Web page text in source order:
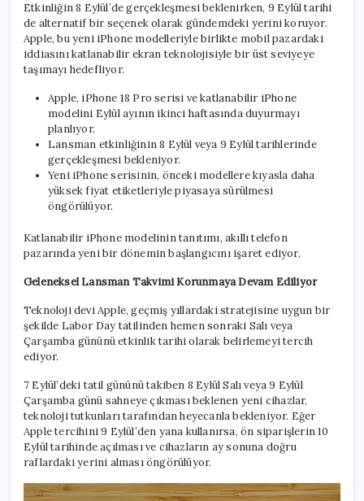
Etkinliğin 8 Eylül’de gerçekleşmesi beklenirken, 9 Eylül tarihi
de alternatif bir seçenek olarak gündemdeki yerini koruyor.
Apple, bu yeni iPhone modelleriyle birlikte mobil pazardaki
iddiasını katlanabilir ekran teknolojisiyle bir üst seviyeye
taşımayı hedefliyor.
Apple, iPhone 18 Pro serisi ve katlanabilir iPhone
modelini Eylül ayının ikinci haftasında duyurmayı
planlıyor.
Lansman etkinliğinin 8 Eylül veya 9 Eylül tarihlerinde
gerçekleşmesi bekleniyor.
Yeni iPhone serisinin, önceki modellere kıyasla daha
yüksek fiyat etiketleriyle piyasaya sürülmesi
öngörülüyor.
Katlanabilir iPhone modelinin tanıtımı, akıllı telefon
pazarında yeni bir dönemin başlangıcını işaret ediyor.
Geleneksel Lansman Takvimi Korunmaya Devam Ediliyor
Teknoloji devi Apple, geçmiş yıllardaki stratejisine uygun bir
şekilde Labor Day tatilinden hemen sonraki Salı veya
Çarşamba gününü etkinlik tarihi olarak belirlemeyi tercih
ediyor.
7 Eylül’deki tatil gününü takiben 8 Eylül Salı veya 9 Eylül
Çarşamba günü sahneye çıkması beklenen yeni cihazlar,
teknoloji tutkunları tarafından heyecanla bekleniyor. Eğer
Apple tercihini 9 Eylül’den yana kullanırsa, ön siparişlerin 10
Eylül tarihinde açılması ve cihazların ay sonuna doğru
raflardaki yerini alması öngörülüyor.